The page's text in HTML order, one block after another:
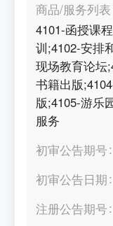
商品/服务列表
4101-函授课
训;4102-安排
现场教育论坛
书籍出版
版;4105-游乐
服务
初审公告期号
初审公告日期
注册公告期号